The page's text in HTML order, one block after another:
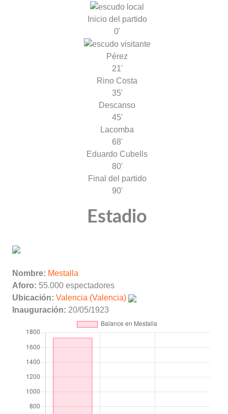
Inicio del partido
0'
Pérez
21'
Rino Costa
35'
Descanso
45'
Lacomba
68'
Eduardo Cubells
80'
Final del partido
90'
Estadio
Nombre: Mestalla
Aforo: 55.000 espectadores
Ubicación: Valencia (Valencia)
Inauguración: 20/05/1923